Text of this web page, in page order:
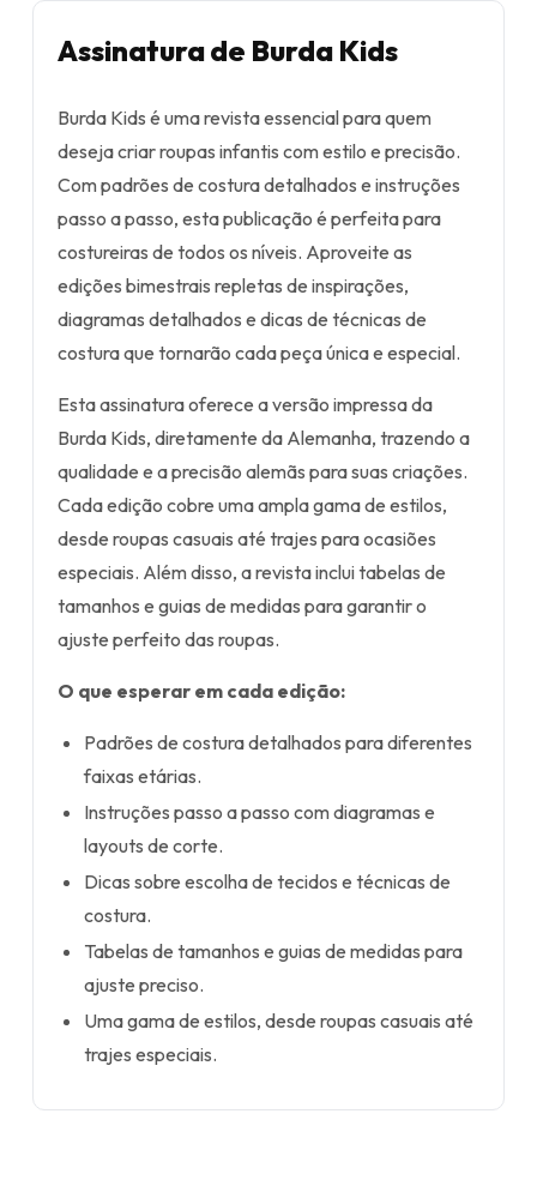
Assinatura de Burda Kids
Burda Kids é uma revista essencial para quem
deseja criar roupas infantis com estilo e precisão.
Com padrões de costura detalhados e instruções
passo a passo, esta publicação é perfeita para
costureiras de todos os níveis. Aproveite as
edições bimestrais repletas de inspirações,
diagramas detalhados e dicas de técnicas de
costura que tornarão cada peça única e especial.
Esta assinatura oferece a versão impressa da
Burda Kids, diretamente da Alemanha, trazendo a
qualidade e a precisão alemãs para suas criações.
Cada edição cobre uma ampla gama de estilos,
desde roupas casuais até trajes para ocasiões
especiais. Além disso, a revista inclui tabelas de
tamanhos e guias de medidas para garantir o
ajuste perfeito das roupas.
O que esperar em cada edição:
Padrões de costura detalhados para diferentes
faixas etárias.
Instruções passo a passo com diagramas e
layouts de corte.
Dicas sobre escolha de tecidos e técnicas de
costura.
Tabelas de tamanhos e guias de medidas para
ajuste preciso.
Uma gama de estilos, desde roupas casuais até
trajes especiais.